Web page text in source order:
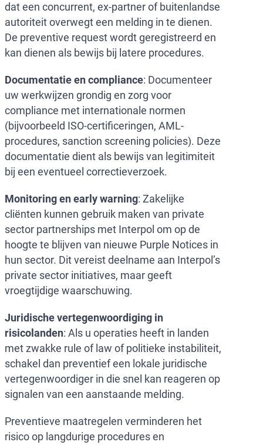
dat een concurrent, ex-partner of buitenlandse
autoriteit overwegt een melding in te dienen.
De preventive request wordt geregistreerd en
kan dienen als bewijs bij latere procedures.
Documentatie en compliance: Documenteer
uw werkwijzen grondig en zorg voor
compliance met internationale normen
(bijvoorbeeld ISO-certificeringen, AML-
procedures, sanction screening policies). Deze
documentatie dient als bewijs van legitimiteit
bij een eventueel correctieverzoek.
Monitoring en early warning: Zakelijke
cliënten kunnen gebruik maken van private
sector partnerships met Interpol om op de
hoogte te blijven van nieuwe Purple Notices in
hun sector. Dit vereist deelname aan Interpol’s
private sector initiatives, maar geeft
vroegtijdige waarschuwing.
Juridische vertegenwoordiging in
risicolanden: Als u operaties heeft in landen
met zwakke rule of law of politieke instabiliteit,
schakel dan preventief een lokale juridische
vertegenwoordiger in die snel kan reageren op
signalen van een aanstaande melding.
Preventieve maatregelen verminderen het
risico op langdurige procedures en